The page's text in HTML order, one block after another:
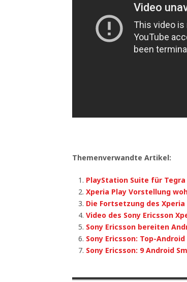
Themenverwandte Artikel:
PlayStation Suite für Tegra
Xperia Play Vorstellung
Die Fortsetzung des
Video des Sony Ericsson
Sony Ericsson bereiten
Sony Ericsson: Top-
Sony Ericsson: 9 Android